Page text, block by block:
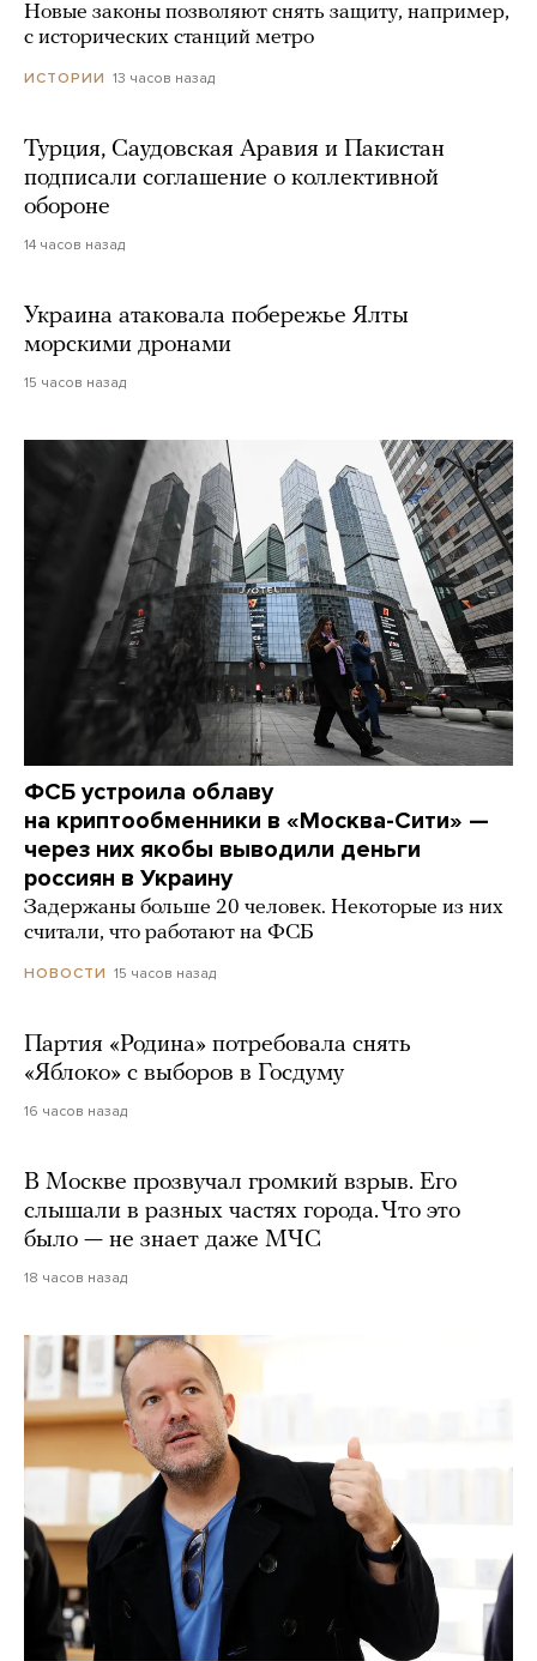
Новые законы позволяют снять защиту, например,
с исторических станций метро
ИСТОРИИ 13 часов назад
Турция, Саудовская Аравия и Пакистан
подписали соглашение о коллективной
обороне
14 часов назад
Украина атаковала побережье Ялты
морскими дронами
15 часов назад
ФСБ устроила облаву
на криптообменники в «Москва-Сити» —
через них якобы выводили деньги
россиян в Украину
Задержаны больше 20 человек. Некоторые из них
считали, что работают на ФСБ
НОВОСТИ 15 часов назад
Партия «Родина» потребовала снять
«Яблоко» с выборов в Госдуму
16 часов назад
В Москве прозвучал громкий взрыв. Его
слышали в разных частях города. Что это
было — не знает даже МЧС
18 часов назад